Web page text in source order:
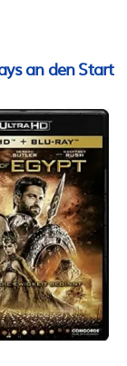
an den Start